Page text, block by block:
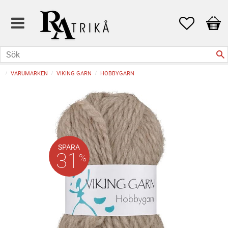
Favoriter
VARUMÄRKEN VIKING GARN HOBBYGARN
SPARA
31 %